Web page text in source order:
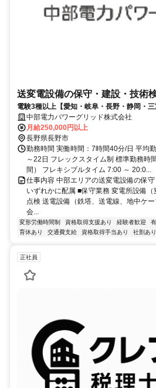
送変電設備の保守・建設・技術
電験3種以上【愛知・岐阜・長野・静岡・
験者電力会社での送電設備保守！
中部電力パワーグリッド株式会社
月給250,000円以上
長野県長野市
勤務時間 実働時間：7時間40分/日 平均
～22日 フレックスタイム制 標準勤務時
間） フレキシブルタイム 7:00 ～ 20:0...
仕事内容 中部エリアの送変電設備の保
いずれかに配属 ■保守業務 変電所設備（
点検 送電設備（鉄塔、送電線、地中ケ
会...
変形労働時間制 資格取得支援あり 経験者歓迎
育休あり
交通費支給 資格取得手当あり 社割あり
正社員